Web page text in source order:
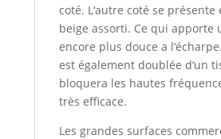
coté. L‘autre coté se
beige assorti. Ce qui apporte
encore plus douce a
est également doublée d‘un
bloquera les hautes
très efficace.
Les grandes surfaces